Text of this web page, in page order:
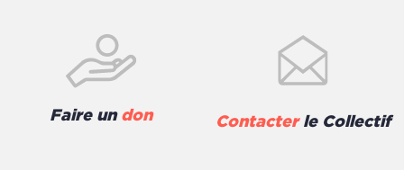
Faire un don Contacterle Collectif